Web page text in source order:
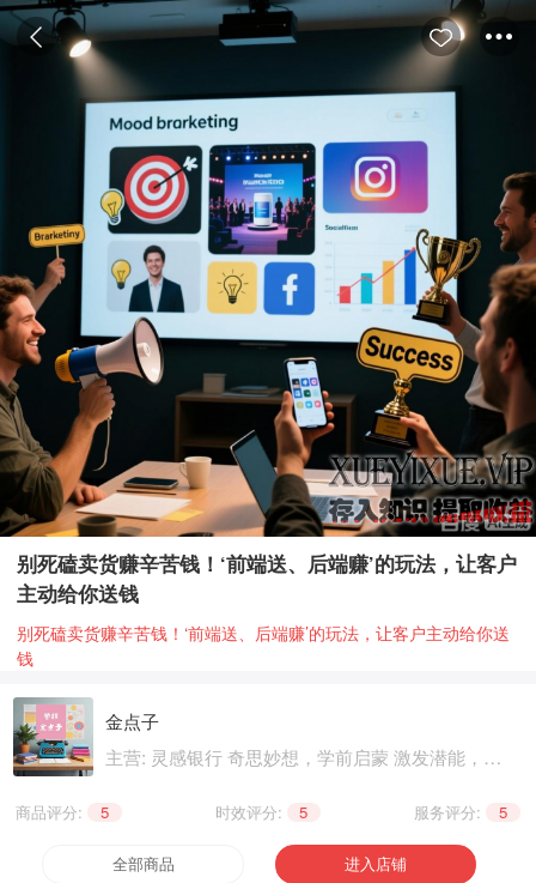
别死磕卖货赚辛苦钱！‘前端送、后端赚’的玩法，让客户
主动给你送钱
别死磕卖货赚辛苦钱！‘前端送、后端赚’的玩法，让客户主动给你送
钱
金点子
主营: 灵感银行 奇思妙想，学前启蒙 激发潜能，基
个性生活，健康养生 精神文化
商品评分: 5 时效评分: 5 服务评分: 5
全部商品 进入店铺